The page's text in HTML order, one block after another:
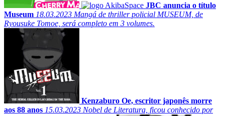
JBC anuncia o título
Museum 18.03.2023 Mangá de thriller policial MUSEUM, de
Ryousuke Tomoe, será completo em 3 volumes.
Kenzaburo Oe, escritor japonês morre
aos 88 anos 15.03.2023 Nobel de Literatura, ficou conhecido por